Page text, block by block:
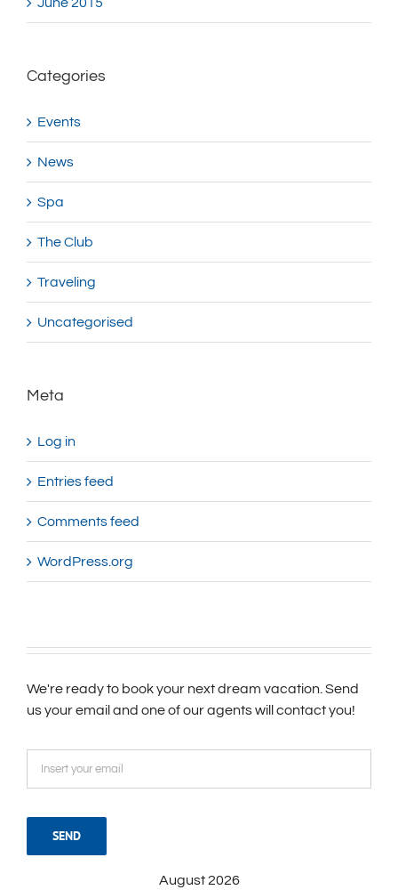
Categories
Events
News
Spa
The Club
Traveling
Uncategorised
Meta
Log in
Entries feed
Comments feed
WordPress.org
We're ready to book your next dream vacation. Send
us your email and one of our agents will contact you!
August 2026